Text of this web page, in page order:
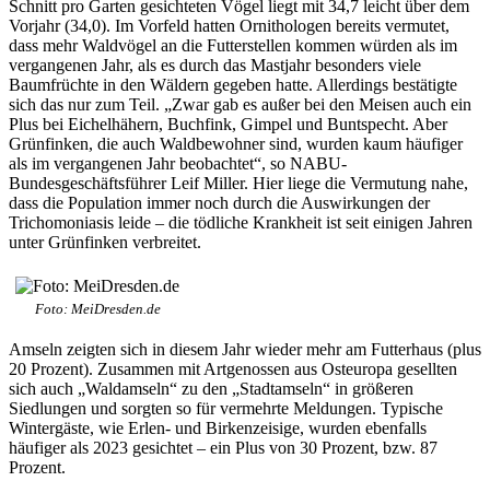
Schnitt pro Garten gesichteten Vögel liegt mit 34,7 leicht über dem
Vorjahr (34,0). Im Vorfeld hatten Ornithologen bereits vermutet,
dass mehr Waldvögel an die Futterstellen kommen würden als im
vergangenen Jahr, als es durch das Mastjahr besonders viele
Baumfrüchte in den Wäldern gegeben hatte. Allerdings bestätigte
sich das nur zum Teil. „Zwar gab es außer bei den Meisen auch ein
Plus bei Eichelhähern, Buchfink, Gimpel und Buntspecht. Aber
Grünfinken, die auch Waldbewohner sind, wurden kaum häufiger
als im vergangenen Jahr beobachtet“, so NABU-
Bundesgeschäftsführer Leif Miller. Hier liege die Vermutung nahe,
dass die Population immer noch durch die Auswirkungen der
Trichomoniasis leide – die tödliche Krankheit ist seit einigen Jahren
unter Grünfinken verbreitet.
Foto: MeiDresden.de
Amseln zeigten sich in diesem Jahr wieder mehr am Futterhaus (plus
20 Prozent). Zusammen mit Artgenossen aus Osteuropa gesellten
sich auch „Waldamseln“ zu den „Stadtamseln“ in größeren
Siedlungen und sorgten so für vermehrte Meldungen. Typische
Wintergäste, wie Erlen- und Birkenzeisige, wurden ebenfalls
häufiger als 2023 gesichtet – ein Plus von 30 Prozent, bzw. 87
Prozent.